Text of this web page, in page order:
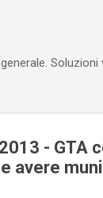
- GTA
avere